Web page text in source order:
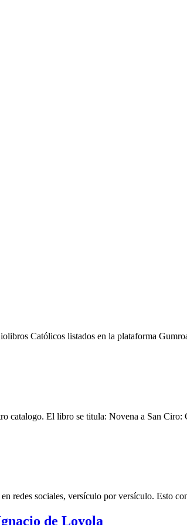
Católicos listados en la plataforma
catalogo. El libro se titula: Novena a San
redes sociales, versículo por versículo. Esto
de Loyola